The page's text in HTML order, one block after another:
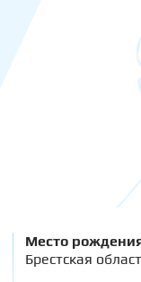
Место
Брестская